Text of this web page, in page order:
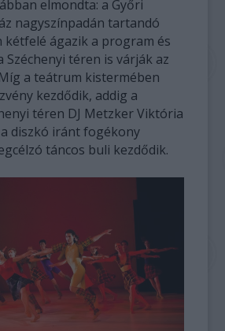
elmondta: a Győri
nagyszínpadán tartandó
kétfelé ágazik a program és
Széchenyi téren is várják az
a teátrum kistermében
kezdődik, addig a
téren DJ Metzker Viktória
diszkó iránt fogékony
táncos buli kezdődik.